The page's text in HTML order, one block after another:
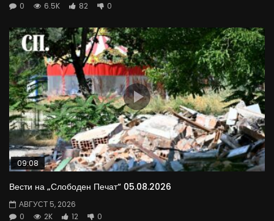
0
6.5K 82 0
09:08
Вести на „Слободен Печат“ 05.08.2026
АВГУСТ 5, 2026
0
2K 12 0